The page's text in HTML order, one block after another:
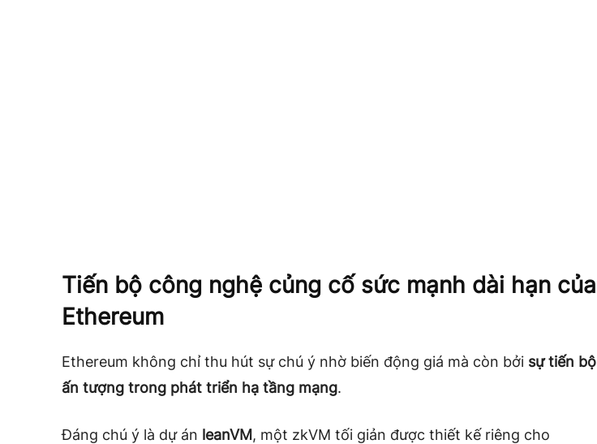
Tiến bộ công nghệ củng cố sức mạnh dài hạn của
Ethereum
Ethereum không chỉ thu hút sự chú ý nhờ biến động giá mà còn bởi sự tiến bộ
ấn tượng trong phát triển hạ tầng mạng.
Đáng chú ý là dự án leanVM, một zkVM tối giản được thiết kế riêng cho